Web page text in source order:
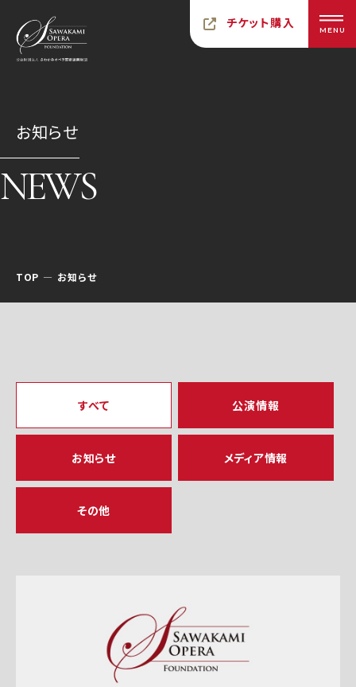
チケット購入 MENU
お知らせ
NEWS
TOP お知らせ
すべて 公演情報
お知らせ メディア情報
その他